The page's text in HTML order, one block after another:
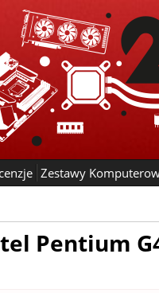
Zestawy
Pentium